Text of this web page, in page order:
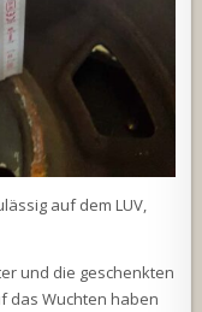
auf dem LUV,
und die geschenkten
das Wuchten haben